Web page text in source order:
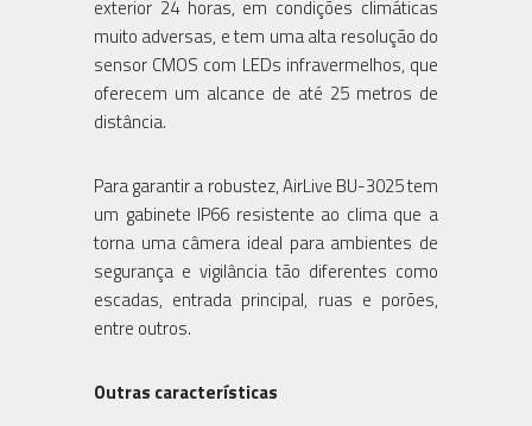
exterior 24 horas, em condições climáticas
muito adversas, e tem uma alta resolução do
sensor CMOS com LEDs infravermelhos, que
oferecem um alcance de até 25 metros de
distância.
Para garantir a robustez, AirLive BU-3025 tem
um gabinete IP66 resistente ao clima que a
torna uma câmera ideal para ambientes de
segurança e vigilância tão diferentes como
escadas, entrada principal, ruas e porões,
entre outros.
Outras características